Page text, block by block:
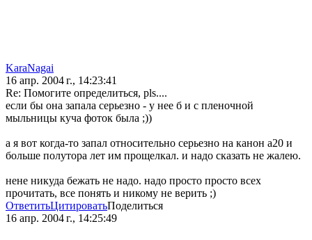
KaraNagai
16 апр. 2004 г., 14:23:41
Re: Помогите определиться, pls....
если бы она запала серьезно - у нее б и с пленочной
мыльницы куча фоток была ;))
а я вот когда-то запал относительно серьезно на канон а20 и
больше полутора лет им прощелкал. и надо сказать не жалею.
нене никуда бежать не надо. надо просто просто всех
прочитать, все понять и никому не верить ;)
ОтветитьЦитироватьПоделиться
16 апр. 2004 г., 14:25:49